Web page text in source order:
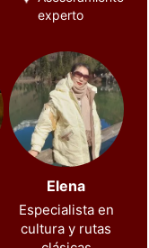
experto
Elena
Especialista en
cultura y rutas